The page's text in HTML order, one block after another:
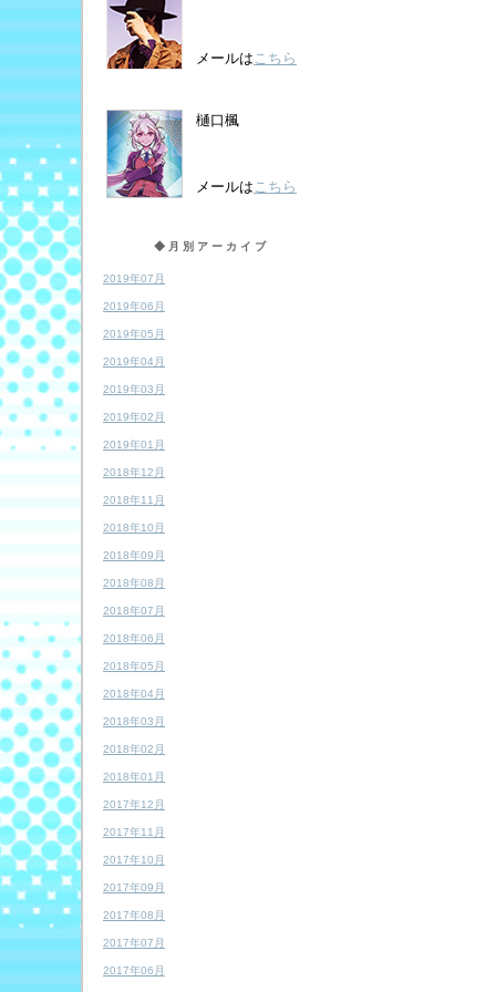
メールはこちら
樋口楓
メールはこちら
◆月別アーカイブ
2019年07月
2019年06月
2019年05月
2019年04月
2019年03月
2019年02月
2019年01月
2018年12月
2018年11月
2018年10月
2018年09月
2018年08月
2018年07月
2018年06月
2018年05月
2018年04月
2018年03月
2018年02月
2018年01月
2017年12月
2017年11月
2017年10月
2017年09月
2017年08月
2017年07月
2017年06月